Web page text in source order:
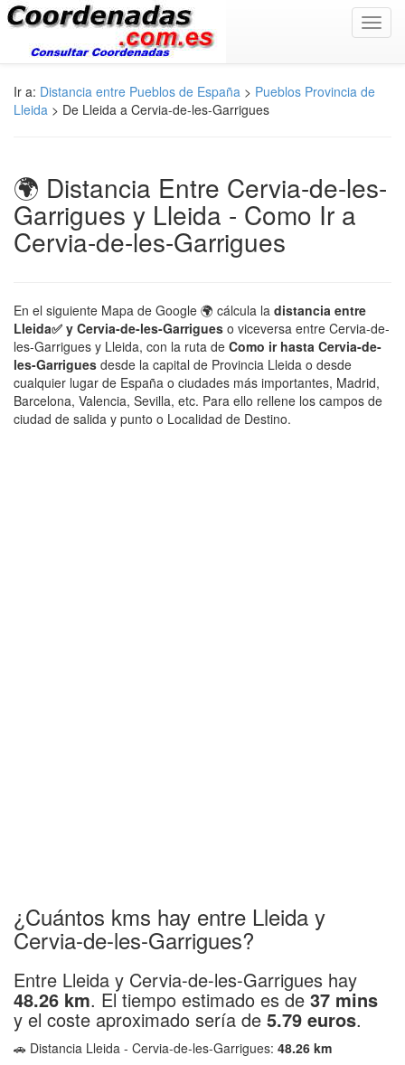
Ir a: Distancia entre Pueblos de España > Pueblos Provincia de
Lleida > De Lleida a Cervia-de-les-Garrigues
🌍 Distancia Entre Cervia-de-les-
Garrigues y Lleida - Como Ir a
Cervia-de-les-Garrigues
En el siguiente Mapa de Google 🌍 cálcula la distancia entre
Lleida✅ y Cervia-de-les-Garrigues o viceversa entre Cervia-de-
les-Garrigues y Lleida, con la ruta de Como ir hasta Cervia-de-
les-Garrigues desde la capital de Provincia Lleida o desde
cualquier lugar de España o ciudades más importantes, Madrid,
Barcelona, Valencia, Sevilla, etc. Para ello rellene los campos de
ciudad de salida y punto o Localidad de Destino.
¿Cuántos kms hay entre Lleida y
Cervia-de-les-Garrigues?
Entre Lleida y Cervia-de-les-Garrigues hay
48.26 km. El tiempo estimado es de 37 mins
y el coste aproximado sería de 5.79 euros.
🚗 Distancia Lleida - Cervia-de-les-Garrigues: 48.26 km